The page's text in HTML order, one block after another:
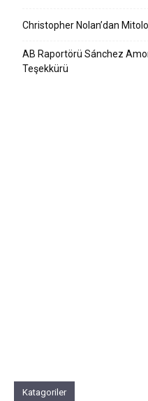
Christopher Nolan’dan
AB Raportörü Sánchez
Teşekkürü
Katagoriler